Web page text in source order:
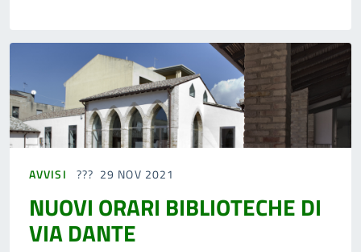
AVVISI 29 NOV 2021
NUOVI ORARI BIBLIOTECHE DI
VIA DANTE